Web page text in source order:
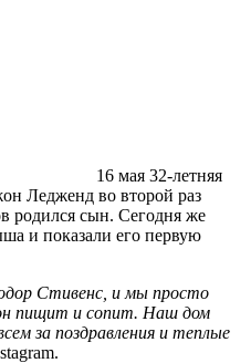
16 мая 32-летняя
Ледженд во второй раз
родился сын. Сегодня же
и показали его первую
Стивенс, и мы просто
пищит и сопит. Наш дом
за поздравления и теплые